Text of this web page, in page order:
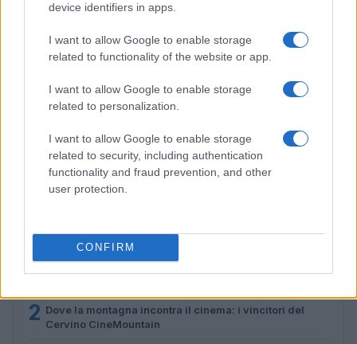
device identifiers in apps.
I want to allow Google to enable storage
related to functionality of the website or app.
I want to allow Google to enable storage
related to personalization.
I want to allow Google to enable storage
related to security, including authentication
functionality and fraud prevention, and other
user protection.
CONFIRM
Fondazione Milano Cortina: debiti da un miliardo e il
sostegno pubblico
Marco Tessari · 5 Ago 2026
1
Minacce con machete e sequestro: la gang di
2 Dove la montagna incontra il cinema: i vincitori del
Cervino CineMountain